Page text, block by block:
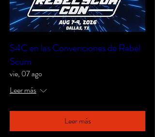
S4C en las Convenciones de Rebel
Scum
vie, 07 ago
Leer más
Leer más